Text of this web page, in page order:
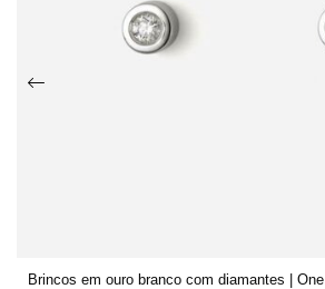
Brincos em ouro branco com diamantes | One